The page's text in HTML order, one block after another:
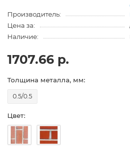
Производитель:
Цена за:
Наличие:
1707.66 р.
Толщина металла, мм:
0.5/0.5
Цвет: